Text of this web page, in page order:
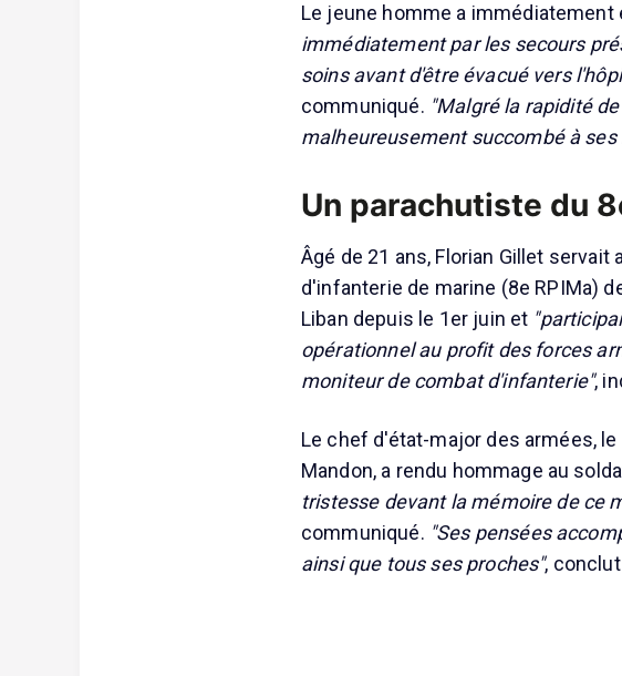
Le jeune homme a immédiatement
immédiatement par les secours
soins avant d'être évacué vers
communiqué. "Malgré la rapidité
malheureusement succombé à ses
Un parachutiste du
Âgé de 21 ans, Florian Gillet
d'infanterie de marine (8e RPIMa)
Liban depuis le 1er juin et
opérationnel au profit des forces
moniteur de combat d'infanterie",
Le chef d'état-major des armées,
Mandon, a rendu hommage au
tristesse devant la mémoire de ce
communiqué. "Ses pensées
ainsi que tous ses proches",